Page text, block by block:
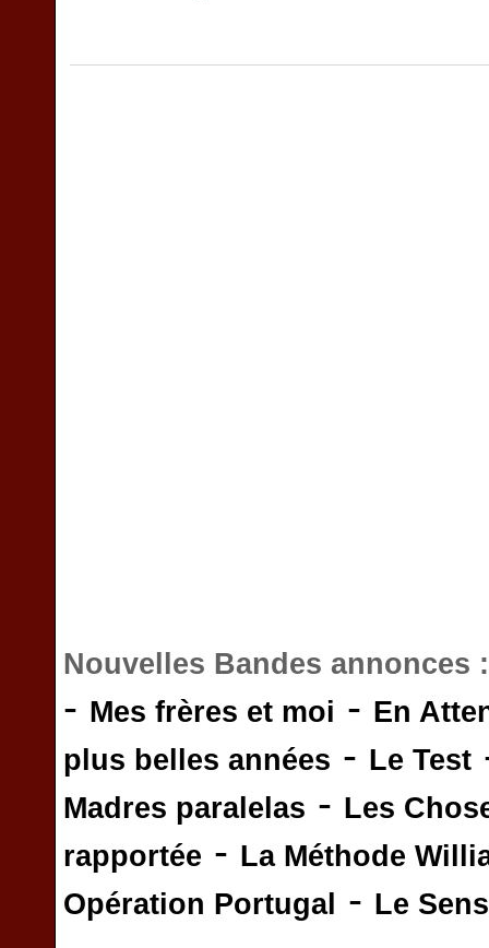
Nouvelles Bandes annonces
- Mes frères et moi - En
plus belles années - Le Test
Madres paralelas - Les
rapportée - La Méthode
Opération Portugal
- Le